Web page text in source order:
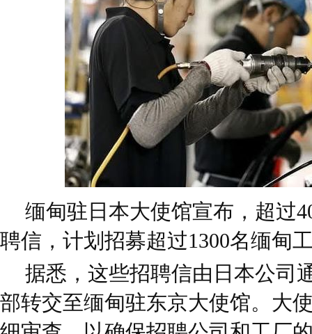
缅甸驻日本大使馆宣布，超过
聘信，计划招募超过1300名缅甸
据悉，这些招聘信由日本公司
部转交至缅甸驻东京大使馆。大